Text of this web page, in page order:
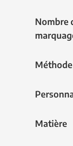
Enfants
Nombre
Nombre
Matière
Matière